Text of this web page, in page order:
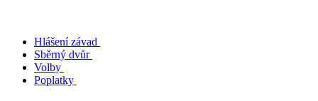
Hlášení závad
Sběrný dvůr
Volby
Poplatky